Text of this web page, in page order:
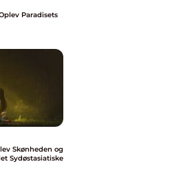
Paradisets
Skønheden og
Sydøstasiatiske